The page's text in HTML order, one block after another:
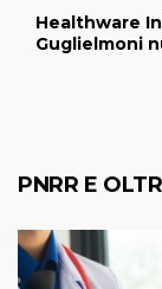
Healthware
Guglielmoni
PNRR E